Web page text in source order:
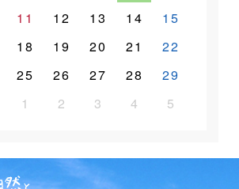
11 12 13 14
15
18 19 20 21
22
25 26 27 28
29
1 2 3 4 5